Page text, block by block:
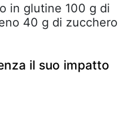
in glutine 100 g di
40 g di zucchero
il suo impatto